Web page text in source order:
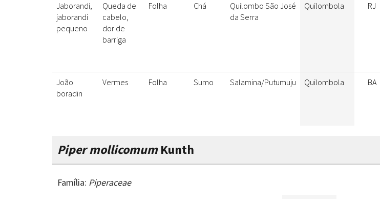
Jaborandi,
jaborandi
pequeno
Queda de
cabelo,
dor de
barriga
Folha Chá
Quilombo São José
da Serra
Quilombola RJ
João
boradin
Vermes Folha Sumo Salamina/Putumuju Quilombola BA
Piper mollicomumKunth
Família: Piperaceae